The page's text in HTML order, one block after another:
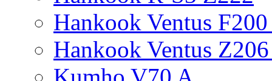
Hankook Ventus
Hankook Ventus